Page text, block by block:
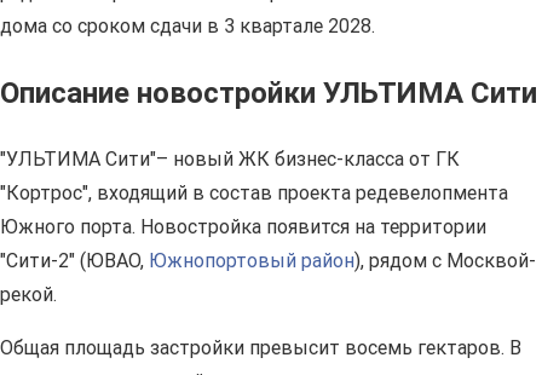
дома со сроком сдачи в 3 квартале 2028.
Описание новостройки УЛЬТИМА Сити
"УЛЬТИМА Сити"– новый ЖК бизнес-класса от ГК
"Кортрос", входящий в состав проекта редевелопмента
Южного порта. Новостройка появится на территории
"Сити-2" (ЮВАО, Южнопортовый район), рядом с Москвой-
рекой.
Общая площадь застройки превысит восемь гектаров. В